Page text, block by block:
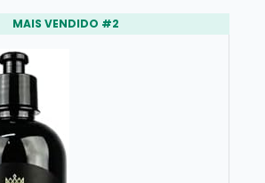
MAIS VENDIDO #2